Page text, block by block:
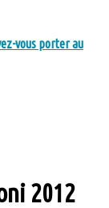
vous porter au
2012